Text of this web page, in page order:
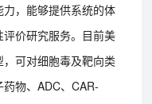
，能够提供系统的体
价研究服务。目前美
可对细胞毒及靶向类
物、ADC、CAR-